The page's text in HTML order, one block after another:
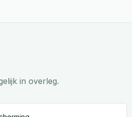
in overleg.